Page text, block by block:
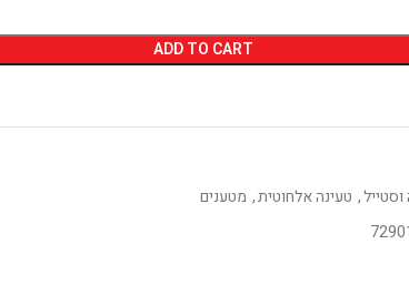
ADD TO CART
, טעינה אלחוטית, מטענים